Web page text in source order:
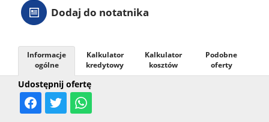
Dodaj do notatnika
Udostępnij ofertę
Informacje
ogólne
Kalkulator
kredytowy
Kalkulator
kosztów
Podobne
oferty